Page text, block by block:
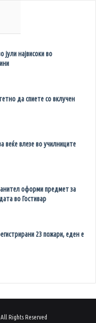
јули највисоки во
да спиете со вклучен
веќе влезе во училниците
оформи предмет за
во Гостивар
23 пожари, еден е
Rights Reserved